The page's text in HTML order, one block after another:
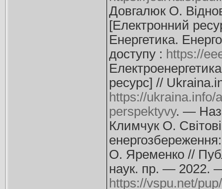
Довгалюк О.
[Електронний
Енергетика.
доступу : https://
ресурс] //
https://
perspektyvy. —
Климчук О.
О. Яременко //
наук. пр. —
https://vspu.net/